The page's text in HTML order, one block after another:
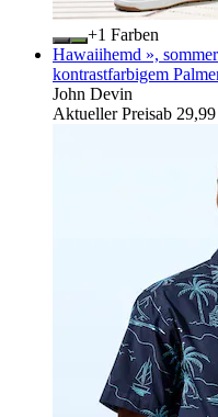
+
Farben
Hawaiihemd »,
kontrastfarbigem
John Devin
Aktueller Preisab